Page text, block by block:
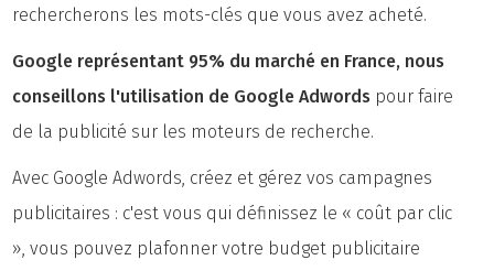
rechercherons les mots-clés que vous avez acheté.
Google représentant 95% du marché en France, nous
conseillons l'utilisation de Google Adwords pour faire
de la publicité sur les moteurs de recherche.
Avec Google Adwords, créez et gérez vos campagnes
publicitaires : c'est vous qui définissez le « coût par clic
», vous pouvez plafonner votre budget publicitaire